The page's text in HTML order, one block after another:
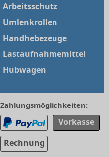
Arbeitsschutz
Umlenkrollen
Handhebezeuge
Lastaufnahmemittel
Hubwagen
Zahlungsmöglichkeiten:
Vorkasse
Rechnung